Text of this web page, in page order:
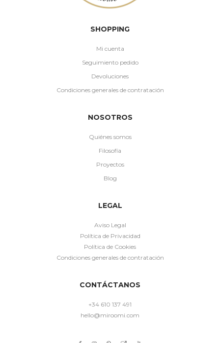
SHOPPING
Mi cuenta
Seguimiento pedido
Devoluciones
Condiciones generales de contratación
NOSOTROS
Quiénes somos
Filosofía
Proyectos
Blog
LEGAL
Aviso Legal
Política de Privacidad
Política de Cookies
Condiciones generales de contratación
CONTÁCTANOS
+34 610 137 491
hello@miroomi.com